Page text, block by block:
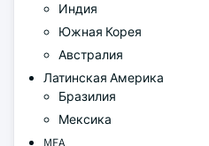
Индия
Южная Корея
Австралия
Латинская Америка
Бразилия
Мексика
MEA